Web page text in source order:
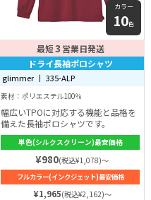
カラー
10色
最短3 営業日発送
ドライ長袖ポロシャツ
glimmer 丨 335-ALP
素材：ポリエステル100％
幅広いTPOに対応する機能と品格を
備えた長袖ポロシャツです。
単色(シルクスクリーン)最安価格
¥980(税込¥1,078)～
フルカラー(インクジェット)最安価格
¥1,965(税込¥2,162)～